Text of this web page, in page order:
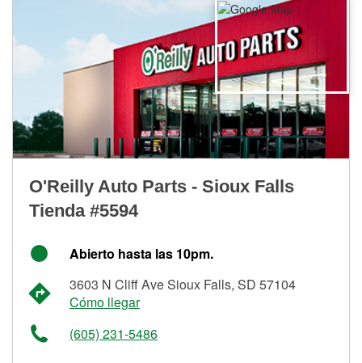
O'Reilly Auto Parts - Sioux Falls
Tienda #5594
Abierto hasta las 10pm.
3603 N Cliff Ave Sioux Falls, SD 57104
Cómo llegar
(605) 231-5486